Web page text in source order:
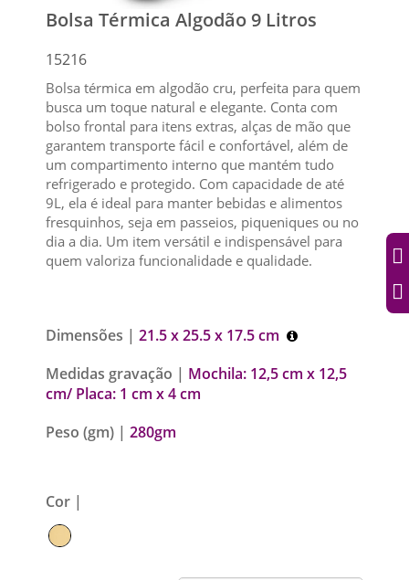
Bolsa Térmica Algodão 9 Litros
15216
Bolsa térmica em algodão cru, perfeita para quem
busca um toque natural e elegante. Conta com
bolso frontal para itens extras, alças de mão que
garantem transporte fácil e confortável, além de
um compartimento interno que mantém tudo
refrigerado e protegido. Com capacidade de até
9L, ela é ideal para manter bebidas e alimentos
fresquinhos, seja em passeios, piqueniques ou no
dia a dia. Um item versátil e indispensável para
quem valoriza funcionalidade e qualidade.
Dimensões | 21.5 x 25.5 x 17.5 cm
Medidas gravação | Mochila: 12,5 cm x 12,5
cm/ Placa: 1 cm x 4 cm
Peso (gm) | 280gm
Cor |